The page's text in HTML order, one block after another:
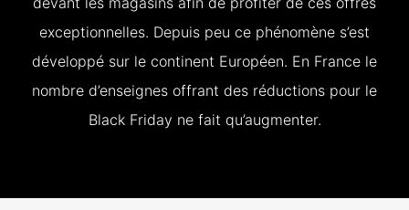
exceptionnelles. Depuis peu ce phénomène s’est
développé sur le continent Européen. En France le
nombre d’enseignes offrant des réductions pour le
Black Friday ne fait qu’augmenter.